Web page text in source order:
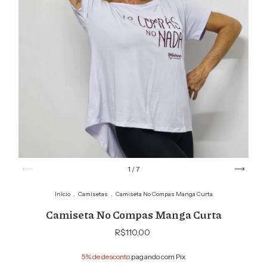
1 /7
Início . Camisetas . Camiseta No Compas Manga Curta
Camiseta No Compas Manga Curta
R$110,00
5% de descontopagando com Pix